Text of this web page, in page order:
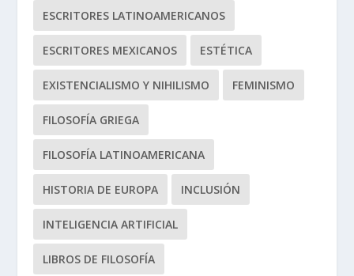
ESCRITORES LATINOAMERICANOS
ESCRITORES MEXICANOS ESTÉTICA
EXISTENCIALISMO Y NIHILISMO FEMINISMO
FILOSOFÍA GRIEGA
FILOSOFÍA LATINOAMERICANA
HISTORIA DE EUROPA INCLUSIÓN
INTELIGENCIA ARTIFICIAL
LIBROS DE FILOSOFÍA